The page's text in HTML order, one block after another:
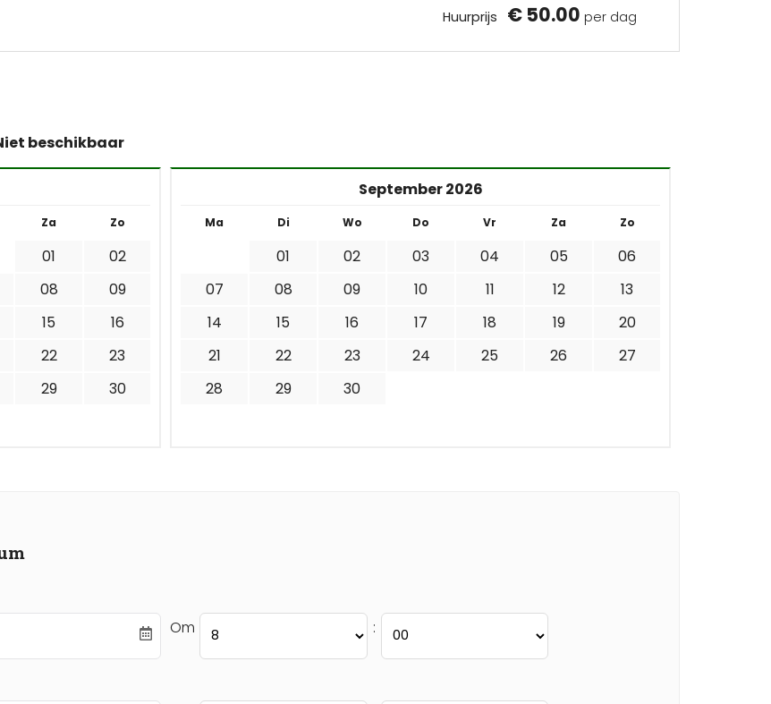
Huurprijs € 50.00 per dag
beschikbaar
Za Zo
01
02
08
09
15
16
22
23
29
30
September 2026
Ma Di Wo Do Vr Za Zo
01 02 03 04 05
06
07
08 09 10 11 12
13
14
15 16 17 18 19
20
21
22 23 24 25 26
27
28
29 30
Om
: